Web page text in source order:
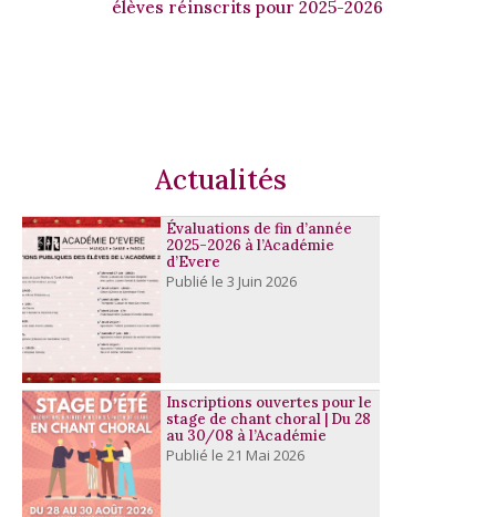
élèves réinscrits pour 2025-2026
Actualités
Évaluations de fin d’année
2025-2026 à l’Académie
d’Evere
3 Juin 2026
Inscriptions ouvertes pour le
stage de chant choral | Du 28
au 30/08 à l’Académie
21 Mai 2026